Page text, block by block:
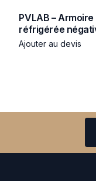
PVLAB – Armoire
réfrigérée
Ajouter au devis